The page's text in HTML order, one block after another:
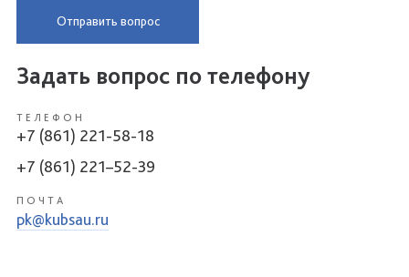
Отправить вопрос
Задать вопрос по телефону
ТЕЛЕФОН
+7 (861) 221-58-18
+7 (861) 221–52-39
ПОЧТА
pk@kubsau.ru